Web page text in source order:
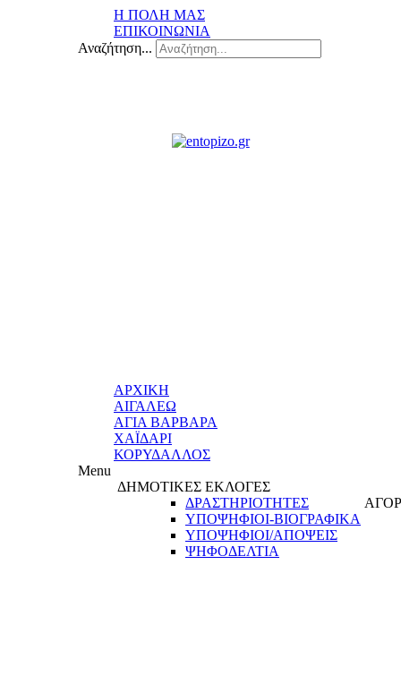
Η ΠΟΛΗ ΜΑΣ
ΕΠΙΚΟΙΝΩΝΙΑ
Αναζήτηση...
ΑΡΧΙΚΗ
ΑΙΓΑΛΕΩ
ΑΓΙΑ ΒΑΡΒΑΡΑ
ΧΑΪΔΑΡΙ
ΚΟΡΥΔΑΛΛΟΣ
Menu
ΔΗΜΟΤΙΚΕΣ ΕΚΛΟΓΕΣ
ΔΡΑΣΤΗΡΙΟΤΗΤΕΣ
ΥΠΟΨΗΦΙΟΙ-ΒΙΟΓΡΑΦΙΚΑ
ΥΠΟΨΗΦΙΟΙ/ΑΠΟΨΕΙΣ
ΨΗΦΟΔΕΛΤΙΑ